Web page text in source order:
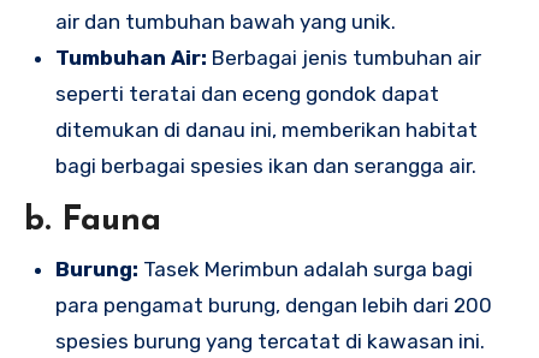
air dan tumbuhan bawah yang unik.
Tumbuhan Air: Berbagai jenis tumbuhan air
seperti teratai dan eceng gondok dapat
ditemukan di danau ini, memberikan habitat
bagi berbagai spesies ikan dan serangga air.
b. Fauna
Burung: Tasek Merimbun adalah surga bagi
para pengamat burung, dengan lebih dari 200
spesies burung yang tercatat di kawasan ini.